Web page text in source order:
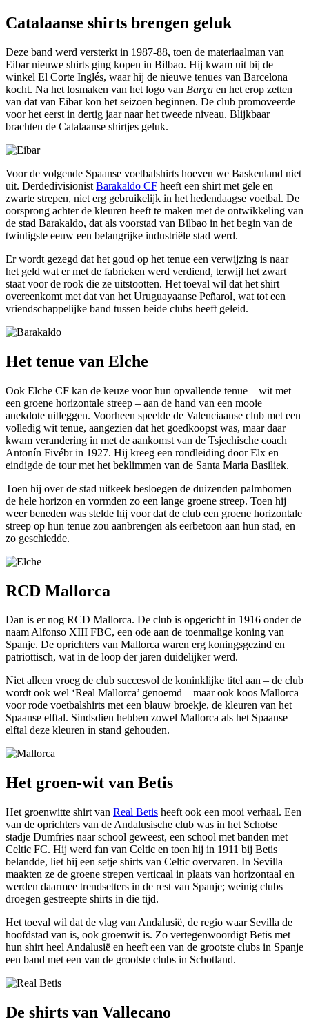
Catalaanse shirts brengen geluk
Deze band werd versterkt in 1987-88, toen de materiaalman van
Eibar nieuwe shirts ging kopen in Bilbao. Hij kwam uit bij de
winkel El Corte Inglés, waar hij de nieuwe tenues van Barcelona
kocht. Na het losmaken van het logo van Barça en het erop zetten
van dat van Eibar kon het seizoen beginnen. De club promoveerde
voor het eerst in dertig jaar naar het tweede niveau. Blijkbaar
brachten de Catalaanse shirtjes geluk.
Voor de volgende Spaanse voetbalshirts hoeven we Baskenland niet
uit. Derdedivisionist Barakaldo CF heeft een shirt met gele en
zwarte strepen, niet erg gebruikelijk in het hedendaagse voetbal. De
oorsprong achter de kleuren heeft te maken met de ontwikkeling van
de stad Barakaldo, dat als voorstad van Bilbao in het begin van de
twintigste eeuw een belangrijke industriële stad werd.
Er wordt gezegd dat het goud op het tenue een verwijzing is naar
het geld wat er met de fabrieken werd verdiend, terwijl het zwart
staat voor de rook die ze uitstootten. Het toeval wil dat het shirt
overeenkomt met dat van het Uruguayaanse Peñarol, wat tot een
vriendschappelijke band tussen beide clubs heeft geleid.
Het tenue van Elche
Ook Elche CF kan de keuze voor hun opvallende tenue – wit met
een groene horizontale streep – aan de hand van een mooie
anekdote uitleggen. Voorheen speelde de Valenciaanse club met een
volledig wit tenue, aangezien dat het goedkoopst was, maar daar
kwam verandering in met de aankomst van de Tsjechische coach
Antonín Fivébr in 1927. Hij kreeg een rondleiding door Elx en
eindigde de tour met het beklimmen van de Santa Maria Basiliek.
Toen hij over de stad uitkeek besloegen de duizenden palmbomen
de hele horizon en vormden zo een lange groene streep. Toen hij
weer beneden was stelde hij voor dat de club een groene horizontale
streep op hun tenue zou aanbrengen als eerbetoon aan hun stad, en
zo geschiedde.
RCD Mallorca
Dan is er nog RCD Mallorca. De club is opgericht in 1916 onder de
naam Alfonso XIII FBC, een ode aan de toenmalige koning van
Spanje. De oprichters van Mallorca waren erg koningsgezind en
patriottisch, wat in de loop der jaren duidelijker werd.
Niet alleen vroeg de club succesvol de koninklijke titel aan – de club
wordt ook wel ‘Real Mallorca’ genoemd – maar ook koos Mallorca
voor rode voetbalshirts met een blauw broekje, de kleuren van het
Spaanse elftal. Sindsdien hebben zowel Mallorca als het Spaanse
elftal deze kleuren in stand gehouden.
Het groen-wit van Betis
Het groenwitte shirt van Real Betis heeft ook een mooi verhaal. Een
van de oprichters van de Andalusische club was in het Schotse
stadje Dumfries naar school geweest, een school met banden met
Celtic FC. Hij werd fan van Celtic en toen hij in 1911 bij Betis
belandde, liet hij een setje shirts van Celtic overvaren. In Sevilla
maakten ze de groene strepen verticaal in plaats van horizontaal en
werden daarmee trendsetters in de rest van Spanje; weinig clubs
droegen gestreepte shirts in die tijd.
Het toeval wil dat de vlag van Andalusië, de regio waar Sevilla de
hoofdstad van is, ook groenwit is. Zo vertegenwoordigt Betis met
hun shirt heel Andalusië en heeft een van de grootste clubs in Spanje
een band met een van de grootste clubs in Schotland.
De shirts van Vallecano